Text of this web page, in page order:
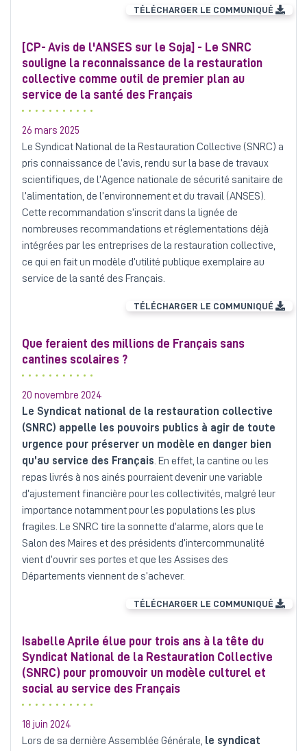
TÉLÉCHARGER LE COMMUNIQUÉ
[CP- Avis de l'ANSES sur le Soja] - Le SNRC
souligne la reconnaissance de la restauration
collective comme outil de premier plan au
service de la santé des Français
26 mars 2025
Le Syndicat National de la Restauration Collective (SNRC) a
pris connaissance de l’avis, rendu sur la base de travaux
scientifiques, de l’Agence nationale de sécurité sanitaire de
l’alimentation, de l’environnement et du travail (ANSES).
Cette recommandation s’inscrit dans la lignée de
nombreuses recommandations et réglementations déjà
intégrées par les entreprises de la restauration collective,
ce qui en fait un modèle d’utilité publique exemplaire au
service de la santé des Français.
TÉLÉCHARGER LE COMMUNIQUÉ
Que feraient des millions de Français sans
cantines scolaires ?
20 novembre 2024
Le Syndicat national de la restauration collective
(SNRC) appelle les pouvoirs publics à agir de toute
urgence pour préserver un modèle en danger bien
qu’au service des Français. En effet, la cantine ou les
repas livrés à nos ainés pourraient devenir une variable
d’ajustement financière pour les collectivités, malgré leur
importance notamment pour les populations les plus
fragiles. Le SNRC tire la sonnette d’alarme, alors que le
Salon des Maires et des présidents d’intercommunalité
vient d’ouvrir ses portes et que les Assises des
Départements viennent de s’achever.
TÉLÉCHARGER LE COMMUNIQUÉ
Isabelle Aprile élue pour trois ans à la tête du
Syndicat National de la Restauration Collective
(SNRC) pour promouvoir un modèle culturel et
social au service des Français
18 juin 2024
Lors de sa dernière Assemblée Générale, le syndicat